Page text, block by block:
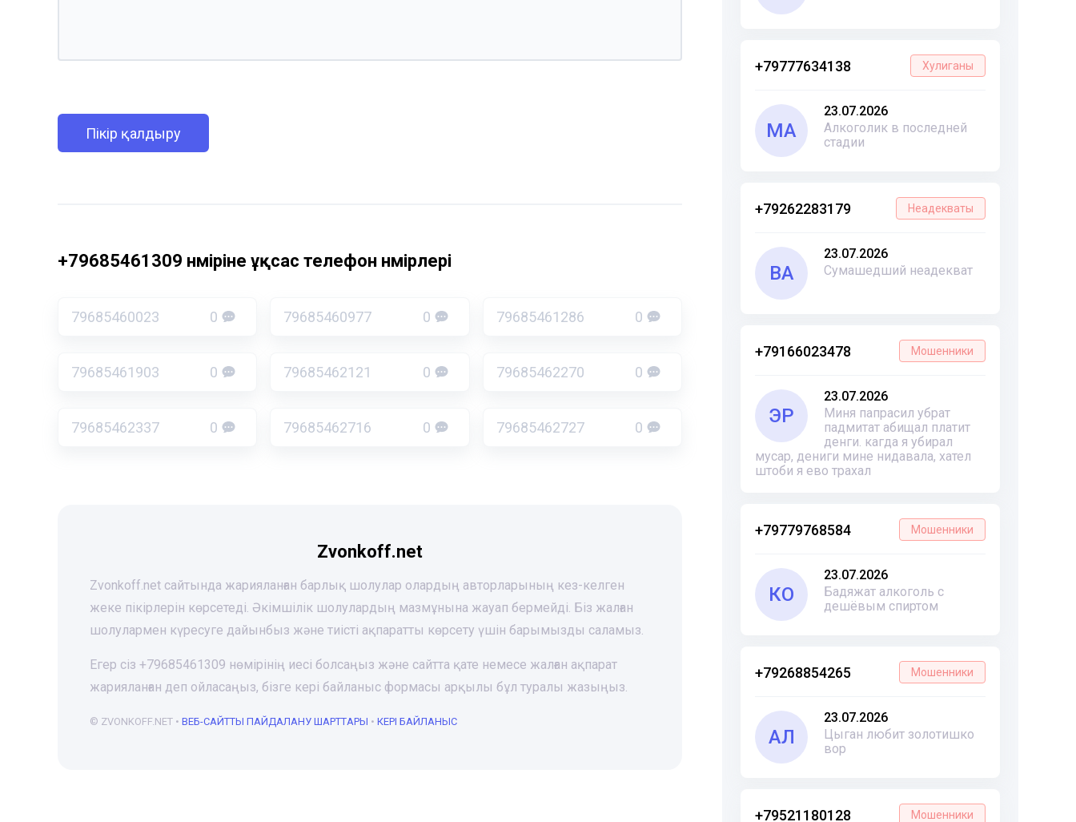
+79777634138 Хулиганы
МА
23.07.2026
Алкоголик в последней
стадии
+79262283179 Неадекваты
ВА
23.07.2026
Сумашедший неадекват
+79166023478 Мошенники
ЭР
23.07.2026
Миня папрасил убрат
падмитат абищал платит
денги. кагда я убирал
мусар, дениги мине нидавала, хател
штоби я ево трахал
+79779768584 Мошенники
КО
23.07.2026
Бадяжат алкоголь с
дешёвым спиртом
+79268854265 Мошенники
АЛ
23.07.2026
Цыган любит золотишко
вор
+79521180128 Мошенники
Пікір қалдыру
+79685461309 нөміріне ұқсас телефон нөмірлері
79685460023 0 79685460977 0 79685461286 0
79685461903 0 79685462121 0 79685462270 0
79685462337 0 79685462716 0 79685462727 0
Zvonkoff.net
Zvonkoff.net сайтында жарияланған барлық шолулар олардың авторларының кез-келген
жеке пікірлерін көрсетеді. Әкімшілік шолулардың мазмұнына жауап бермейді. Біз жалған
шолулармен күресуге дайынбыз және тиісті ақпаратты көрсету үшін барымызды саламыз.
Егер сіз +79685461309 нөмірінің иесі болсаңыз және сайтта қате немесе жалған ақпарат
жарияланған деп ойласаңыз, бізге кері байланыс формасы арқылы бұл туралы жазыңыз.
© ZVONKOFF.NET • ВЕБ-CАЙТТЫ ПАЙДАЛАНУ ШАРТТАРЫ • КЕРІ БАЙЛАНЫС